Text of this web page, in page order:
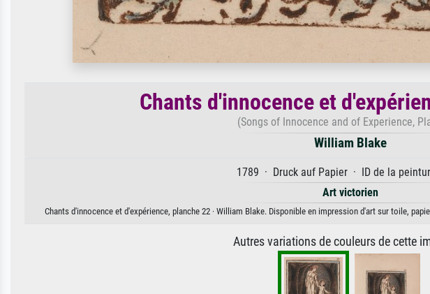
Chants d'innocence et
(Songs of Innocence and of Experience,
William Blake
1789 · Druck auf Papier · ID de la
Art victorien
Chants d'innocence et d'expérience, planche 22 · William Blake. Disponible en impression d'art sur toile,
Autres variations de couleurs de cette